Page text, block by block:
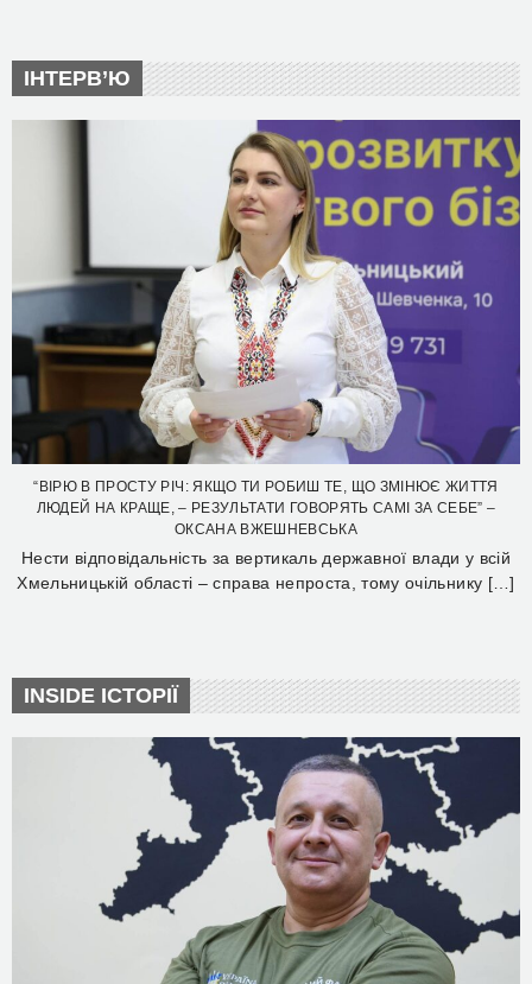
ІНТЕРВ’Ю
“ВІРЮ В ПРОСТУ РІЧ: ЯКЩО ТИ РОБИШ ТЕ, ЩО ЗМІНЮЄ ЖИТТЯ
ЛЮДЕЙ НА КРАЩЕ, – РЕЗУЛЬТАТИ ГОВОРЯТЬ САМІ ЗА СЕБЕ” –
ОКСАНА ВЖЕШНЕВСЬКА
Нести відповідальність за вертикаль державної влади у всій
Хмельницькій області – справа непроста, тому очільнику […]
INSIDE ІСТОРІЇ